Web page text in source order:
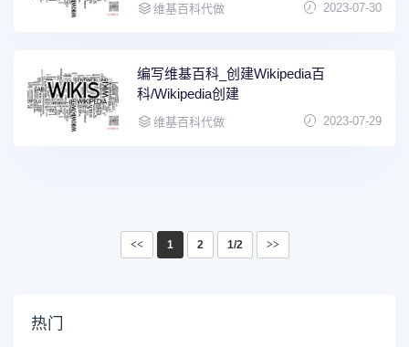
维基百科代做 2023-07-30
编写维基百科_创建Wikipedia百
科/Wikipedia创建
维基百科代做 2023-07-29
<< 1 2 1/2 >>
热门